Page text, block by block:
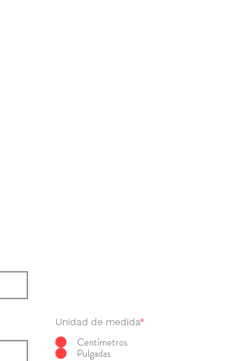
Unidad de medida*
Centímetros
Pulgadas